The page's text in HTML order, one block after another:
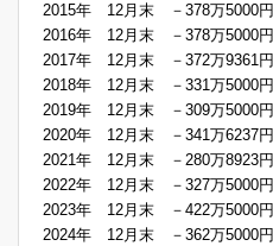
2015年 12月末 －378万5000円
2016年 12月末 －378万5000円
2017年 12月末 －372万9361円
2018年 12月末 －331万5000円
2019年 12月末 －309万5000円
2020年 12月末 －341万6237円
2021年 12月末 －280万8923円
2022年 12月末 －327万5000円
2023年 12月末 －422万5000円
2024年 12月末 －362万5000円